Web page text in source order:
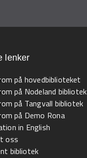
lenker
på hovedbiblioteket
på Nodeland bibliotek
på Tangvall bibliotek
på Demo Rona
in English
oss
bibliotek